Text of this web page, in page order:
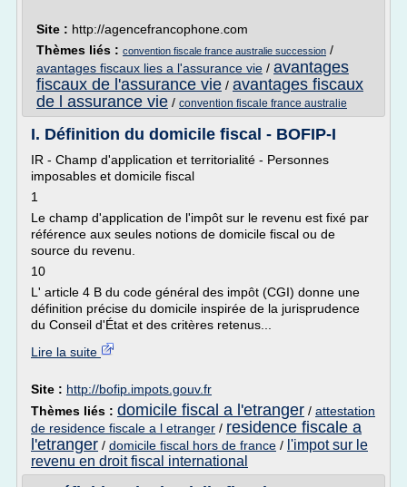
Site : http://agencefrancophone.com
Thèmes liés : convention fiscale france australie succession /
avantages fiscaux lies a l'assurance vie / avantages
fiscaux de l'assurance vie / avantages fiscaux
de l assurance vie / convention fiscale france australie
I. Définition du domicile fiscal - BOFIP-I
IR - Champ d'application et territorialité - Personnes
imposables et domicile fiscal
1
Le champ d'application de l'impôt sur le revenu est fixé par
référence aux seules notions de domicile fiscal ou de
source du revenu.
10
L' article 4 B du code général des impôt (CGI) donne une
définition précise du domicile inspirée de la jurisprudence
du Conseil d'État et des critères retenus...
Lire la suite
Site : http://bofip.impots.gouv.fr
Thèmes liés : domicile fiscal a l'etranger / attestation
de residence fiscale a l etranger / residence fiscale a
l'etranger / domicile fiscal hors de france / l'impot sur le
revenu en droit fiscal international